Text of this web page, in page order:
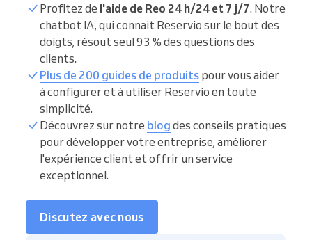
Profitez de l'aide de Reo 24 h/24 et 7 j/7. Notre
chatbot IA, qui connait Reservio sur le bout des
doigts, résout seul 93 % des questions des
clients.
Plus de 200 guides de produits pour vous aider
à configurer et à utiliser Reservio en toute
simplicité.
Découvrez sur notre blog des conseils pratiques
pour développer votre entreprise, améliorer
l'expérience client et offrir un service
exceptionnel.
Discutez avec nous